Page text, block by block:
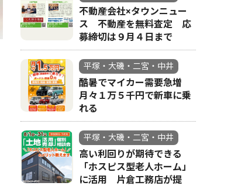
先制点を挙げた岡田
不動産会社×タウンニュー
ス 不動産を無料査定 応
募締切は９月４日まで
平塚・大磯・二宮・中井
酷暑でマイカー需要急増
月々１万５千円で新車に乗
れる
平塚・大磯・二宮・中井
高い利回りが期待できる
「ホスピス型老人ホーム」
に活用 片倉工務店が提